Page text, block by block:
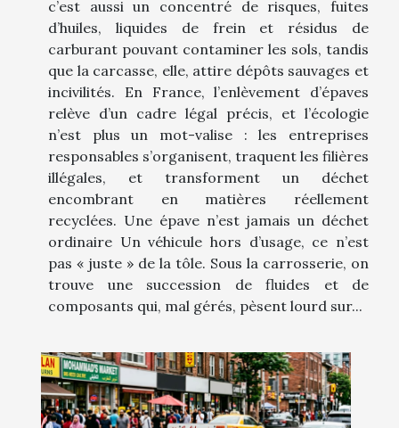
c’est aussi un concentré de risques, fuites
d’huiles, liquides de frein et résidus de
carburant pouvant contaminer les sols, tandis
que la carcasse, elle, attire dépôts sauvages et
incivilités. En France, l’enlèvement d’épaves
relève d’un cadre légal précis, et l’écologie
n’est plus un mot-valise : les entreprises
responsables s’organisent, traquent les filières
illégales, et transforment un déchet
encombrant en matières réellement
recyclées. Une épave n’est jamais un déchet
ordinaire Un véhicule hors d’usage, ce n’est
pas « juste » de la tôle. Sous la carrosserie, on
trouve une succession de fluides et de
composants qui, mal gérés, pèsent lourd sur...